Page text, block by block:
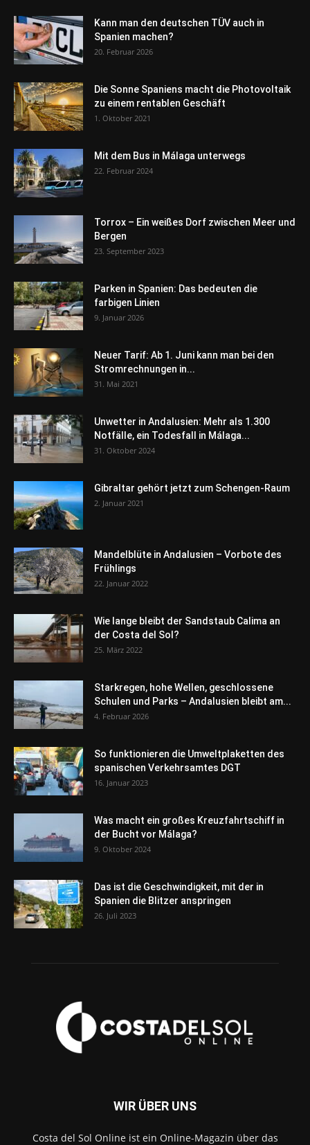
Kann man den deutschen TÜV auch in
Spanien machen?
20. Februar 2026
Die Sonne Spaniens macht die Photovoltaik
zu einem rentablen Geschäft
1. Oktober 2021
Mit dem Bus in Málaga unterwegs
22. Februar 2024
Torrox – Ein weißes Dorf zwischen Meer und
Bergen
23. September 2023
Parken in Spanien: Das bedeuten die
farbigen Linien
9. Januar 2026
Neuer Tarif: Ab 1. Juni kann man bei den
Stromrechnungen in...
31. Mai 2021
Unwetter in Andalusien: Mehr als 1.300
Notfälle, ein Todesfall in Málaga...
31. Oktober 2024
Gibraltar gehört jetzt zum Schengen-Raum
2. Januar 2021
Mandelblüte in Andalusien – Vorbote des
Frühlings
22. Januar 2022
Wie lange bleibt der Sandstaub Calima an
der Costa del Sol?
25. März 2022
Starkregen, hohe Wellen, geschlossene
Schulen und Parks – Andalusien bleibt am...
4. Februar 2026
So funktionieren die Umweltplaketten des
spanischen Verkehrsamtes DGT
16. Januar 2023
Was macht ein großes Kreuzfahrtschiff in
der Bucht vor Málaga?
9. Oktober 2024
Das ist die Geschwindigkeit, mit der in
Spanien die Blitzer anspringen
26. Juli 2023
WIR ÜBER UNS
Costa del Sol Online ist ein Online-Magazin über das